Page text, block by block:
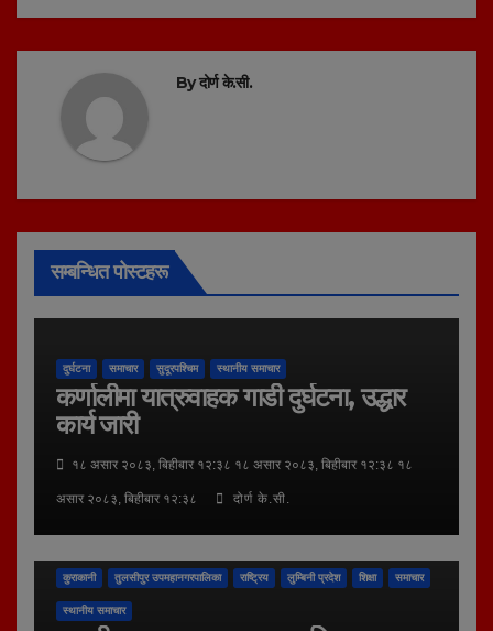
Byदोर्ण के.सी.
सम्बन्धित पोस्टहरू
दुर्घटना समाचार सुदूरपश्चिम स्थानीय समाचार
कर्णालीमा यात्रुवाहक गाडी दुर्घटना, उद्धार
कार्य जारी
१८ असार २०८३, बिहीबार १२:३८ १८ असार २०८३, बिहीबार १२:३८ १८
असार २०८३, बिहीबार १२:३८ दोर्ण के.सी.
कुराकानी तुलसीपुर उपमहानगरपालिका राष्ट्रिय लुम्बिनी प्रदेश शिक्षा समाचार
स्थानीय समाचार